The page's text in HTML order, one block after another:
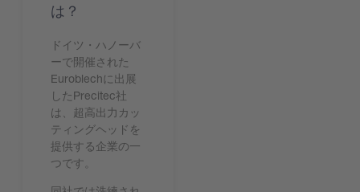
は？
ドイツ・ハノーバ
ーで開催された
Euroblechに出展
したPrecitec社
は、超高出力カッ
ティングヘッドを
提供する企業の一
つです。